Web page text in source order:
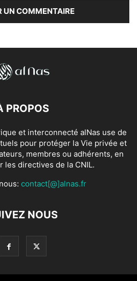
PROPOS
et interconnecté alNas use de
pour protéger la Vie privée et
membres ou adhérents, en
les directives de la CNIL.
contact[@]alnas.fr
NOUS